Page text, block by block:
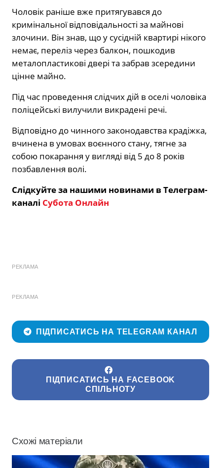
Чоловік раніше вже притягувався до
кримінальної відповідальності за майнові
злочини. Він знав, що у сусідній квартирі нікого
немає, переліз через балкон, пошкодив
металопластикові двері та забрав зсередини
цінне майно.
Під час проведення слідчих дій в оселі чоловіка
поліцейські вилучили викрадені речі.
Відповідно до чинного законодавства крадіжка,
вчинена в умовах воєнного стану, тягне за
собою покарання у вигляді від 5 до 8 років
позбавлення волі.
Слідкуйте за нашими новинами в Телеграм-
каналі Субота Онлайн
РЕКЛАМА
РЕКЛАМА
ПІДПИСАТИСЬ НА TELEGRAM КАНАЛ
ПІДПИСАТИСЬ НА FACEBOOK
СПІЛЬНОТУ
Схожі матеріали